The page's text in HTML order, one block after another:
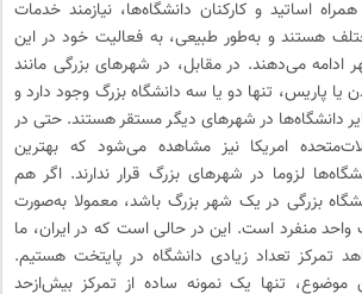
اساتید و کارکنان دانشگاه‌ها، نیازمند خدمات
هستند و به‌طور طبیعی، به فعالیت خود در این
ادامه می‌دهند. در مقابل، در شهرهای بزرگی مانند
یا پاریس، تنها دو یا سه دانشگاه بزرگ وجود دارد و
دانشگاه‌ها در شهرهای دیگر مستقر هستند. حتی در
امریکا نیز مشاهده می‌شود که بهترین
لزوما در شهرهای بزرگ قرار ندارند. اگر هم
بزرگی در یک شهر بزرگ باشد، معمولا به‌صورت
واحد منفرد است. این در حالی است که در ایران، ما
تمرکز تعداد زیادی دانشگاه در پایتخت هستیم.
موضوع، تنها یک نمونه ساده از تمرکز بیش‌ازحد